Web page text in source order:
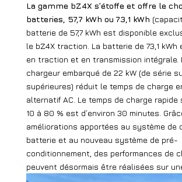
La gamme bZ4X s’étoffe et offre le
batteries, 57,7 kWh ou 73,1 kWh
batterie de 57,7 kWh est disponible
le bZ4X traction. La batterie de 73,1
en traction et en transmission intégrale.
chargeur embarqué de 22 kW (de série
supérieures) réduit le temps de charge
alternatif AC. Le temps de charge rapide
10 à 80 % est d’environ 30 minutes.
améliorations apportées au système de
batterie et au nouveau système de pré-
conditionnement, des performances de
peuvent désormais être réalisées sur